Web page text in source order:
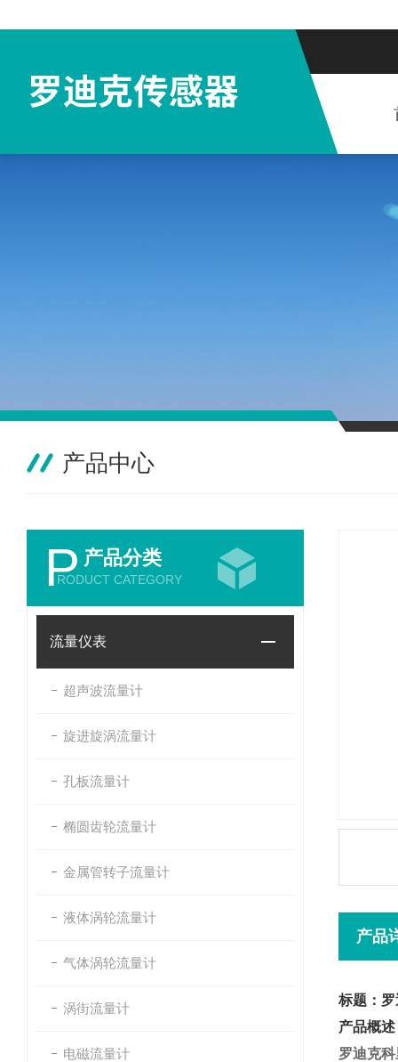
产品中心
P 产品分类
RODUCT CATEGORY
流量仪表
超声波流量计
旋进旋涡流量计
孔板流量计
椭圆齿轮流量计
金属管转子流量计
液体涡轮流量计
气体涡轮流量计
涡街流量计
电磁流量计
产品
标题：
产品概述
罗迪克